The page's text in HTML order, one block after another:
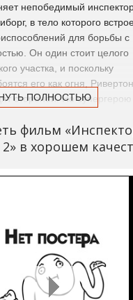
непобедимый
в тело которого
для борьбы с
Он один стоит целого
участка, и поскольку
его как огня, Ривертон
стороной. Но супергерою
киборг нового
девица Гаджет-2.
ПОЛНОСТЬЮ
фильм
2» в хорошем